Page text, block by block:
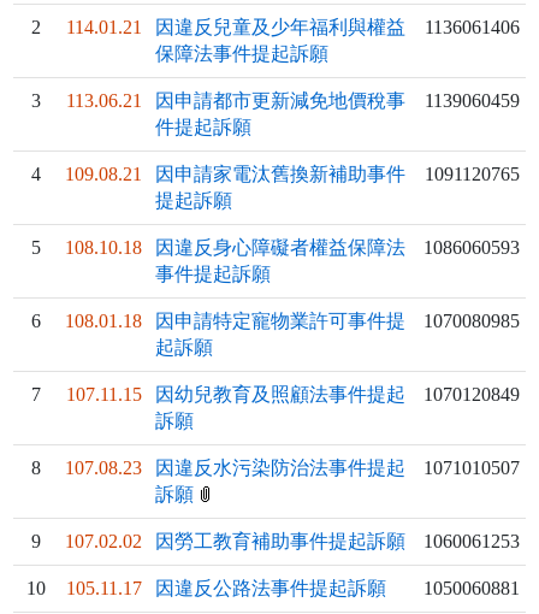
2 114.01.21
因違反兒童及少年福利與權益
保障法事件提起訴願
1136061406
3 113.06.21
因申請都市更新減免地價稅事
件提起訴願
1139060459
4 109.08.21
因申請家電汰舊換新補助事件
提起訴願
1091120765
5 108.10.18
因違反身心障礙者權益保障法
事件提起訴願
1086060593
6 108.01.18
因申請特定寵物業許可事件提
起訴願
1070080985
7 107.11.15
因幼兒教育及照顧法事件提起
訴願
1070120849
8 107.08.23
因違反水污染防治法事件提起
訴願
1071010507
9 107.02.02 因勞工教育補助事件提起訴願 1060061253
10 105.11.17 因違反公路法事件提起訴願 1050060881